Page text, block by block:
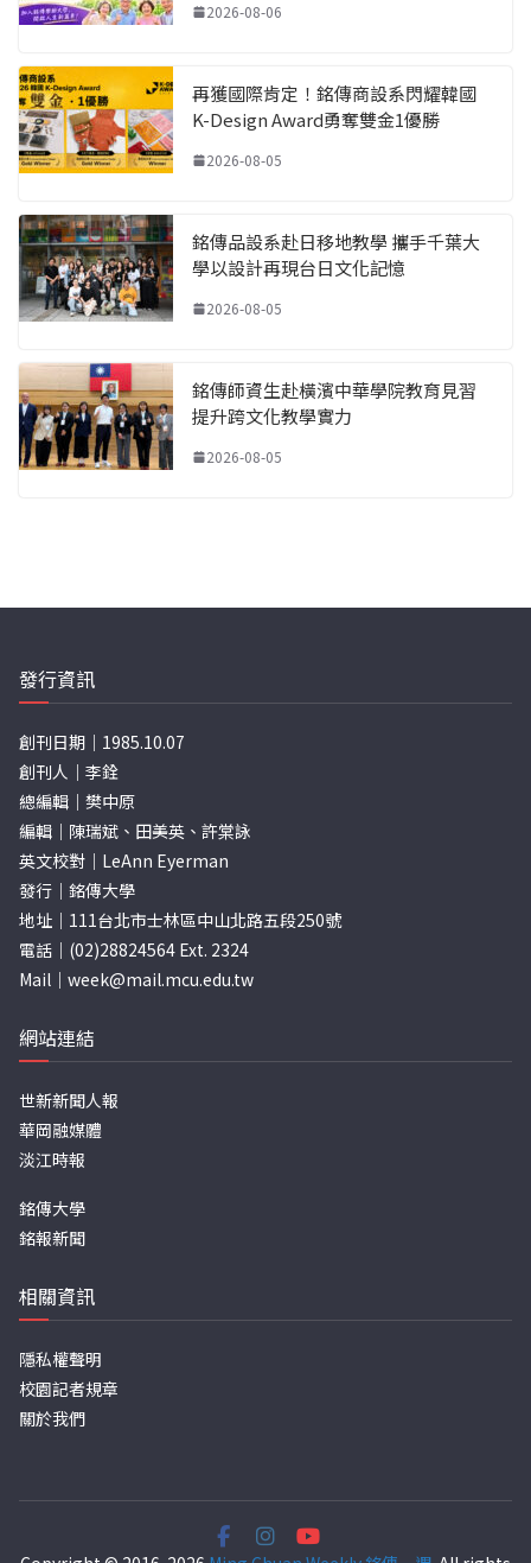
2026-08-06
再獲國際肯定！銘傳商設系閃耀韓國
K-Design Award勇奪雙金1優勝
2026-08-05
銘傳品設系赴日移地教學 攜手千葉大
學以設計再現台日文化記憶
2026-08-05
銘傳師資生赴橫濱中華學院教育見習
提升跨文化教學實力
2026-08-05
發行資訊
創刊日期｜1985.10.07
創刊人｜李銓
總編輯｜樊中原
編輯｜陳瑞斌、田美英、許棠詠
英文校對｜LeAnn Eyerman
發行｜銘傳大學
地址｜111台北市士林區中山北路五段250號
電話｜(02)28824564 Ext. 2324
Mail｜ week@mail.mcu.edu.tw
網站連結
世新新聞人報
華岡融媒體
淡江時報
銘傳大學
銘報新聞
相關資訊
隱私權聲明
校園記者規章
關於我們